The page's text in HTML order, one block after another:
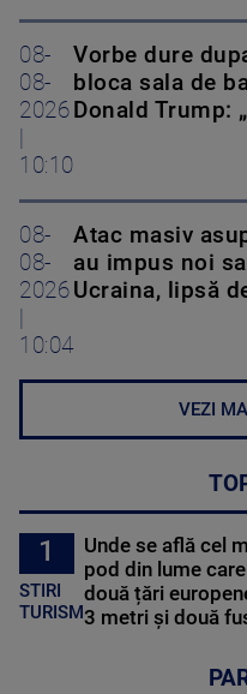
08-
08-
2026
|
10:10
Vorbe dure
bloca sala de
Donald Trump:
08-
08-
2026
|
10:04
Atac masiv
au impus noi
Ucraina, lipsă
VEZI
1
STIRI
TURISM
Unde se află cel
pod din lume
două țări
3 metri și două